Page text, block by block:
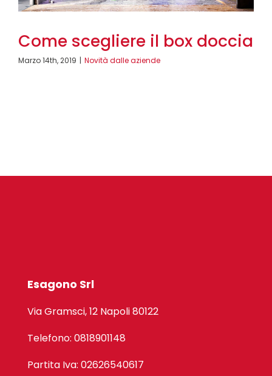
Come scegliere il box doccia
Marzo 14th, 2019 | Novità dalle aziende
Esagono Srl
Via Gramsci, 12 Napoli 80122
Telefono: 0818901148
Partita Iva: 02626540617